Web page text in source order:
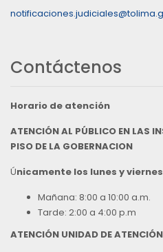
Contáctenos
Horario de atención
ATENCIÓN AL PÚBLICO EN LAS
PISO DE LA GOBERNACION
Únicamente los lunes y viernes
Mañana: 8:00 a 10:00 a.m.
Tarde: 2:00 a 4:00 p.m
ATENCIÓN UNIDAD DE